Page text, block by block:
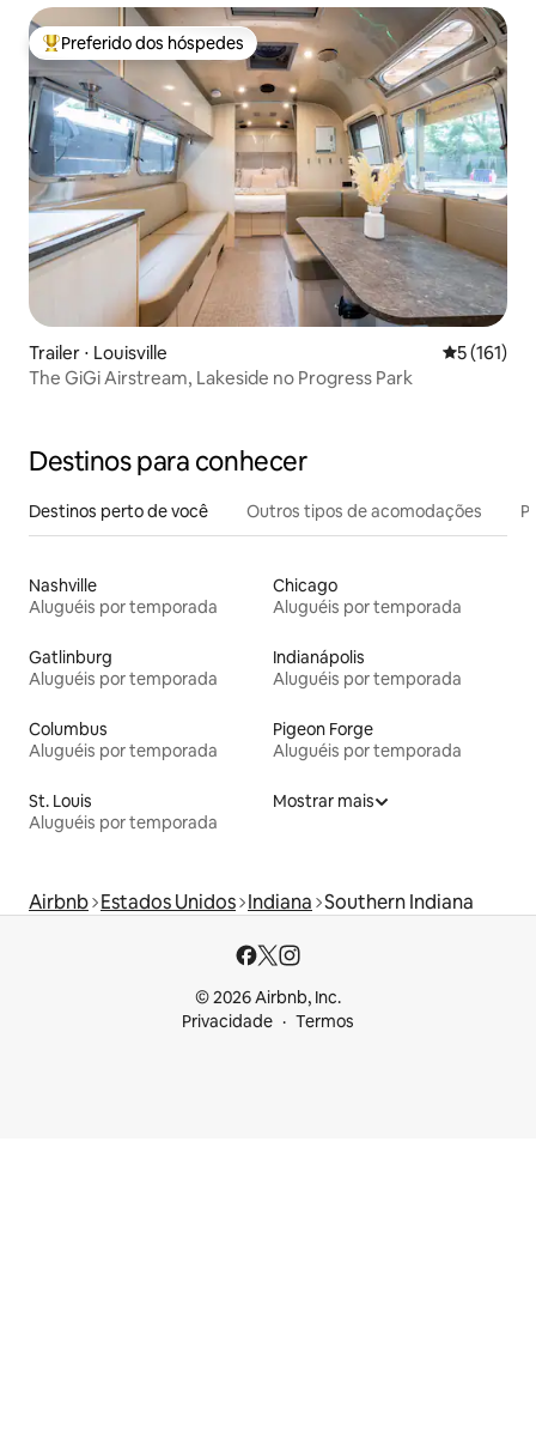
Entre os melhores preferidos dos hóspedes
Preferido dos hóspedes
Trailer ⋅ Louisville 5 de uma
5 (161)
The GiGi Airstream, Lakeside no Progress Park
Destinos para conhecer
Destinos perto de você Outros tipos de acomodações
Nashville
Aluguéis por temporada
Chicago
Aluguéis por temporada
Gatlinburg
Aluguéis por temporada
Indianápolis
Aluguéis por temporada
Columbus
Aluguéis por temporada
Pigeon Forge
Aluguéis por temporada
St. Louis
Aluguéis por temporada
Mostrar mais
Airbnb Estados Unidos Indiana Southern Indiana
© 2026 Airbnb, Inc.
Privacidade
Termos